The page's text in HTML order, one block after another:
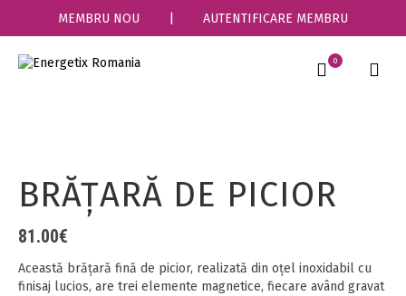
MEMBRU NOU AUTENTIFICARE MEMBRU
0
BRĂŢARĂ DE PICIOR
81.00€
Această brățară fină de picior, realizată din oțel inoxidabil cu
finisaj lucios, are trei elemente magnetice, fiecare având gravat